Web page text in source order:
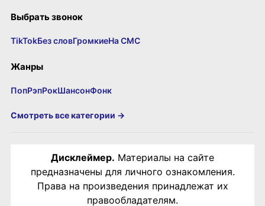
Выбрать звонок
TikTokБез словГромкиеНа СМС
Жанры
ПопРэпРокШансонФонк
Смотреть все категории →
Дисклеймер. Материалы на сайте
предназначены для личного ознакомления.
Права на произведения принадлежат их
правообладателям.